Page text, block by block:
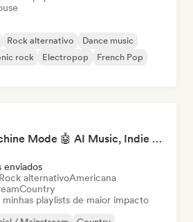
Rock alternativo
Dance music
rock Electropop
French Pop
Pop Machine Mode 🤖 AI Music, Indie Pop & Dream Pop
enviados
Rock alternativoAmericana
Country
playlists de maior impacto